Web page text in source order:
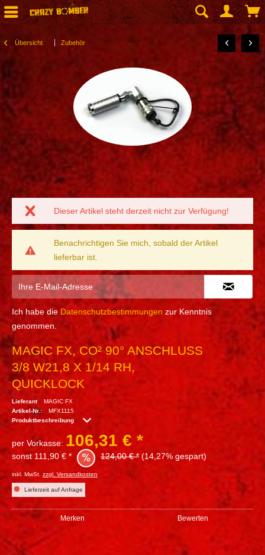
Übersicht Zubehör
Dieser Artikel steht derzeit nicht zur Verfügung!
Benachrichtigen Sie mich, sobald der Artikel
lieferbar ist.
Ich habe die Datenschutzbestimmungen zur Kenntnis
genommen.
MAGIC FX, CO² 90° ANSCHLUSS
3/8 W21,8 X 1/14 RH,
QUICKLOCK
Lieferant
MAGIC FX
Artikel-Nr.:
MFX1115
Produktbeschreibung
per Vorkasse: 106,31 € *
sonst 111,90 € * 124,00 € * (14,27% gespart)
inkl. MwSt. zzgl. Versandkosten
Lieferzeit auf Anfrage
Merken Bewerten